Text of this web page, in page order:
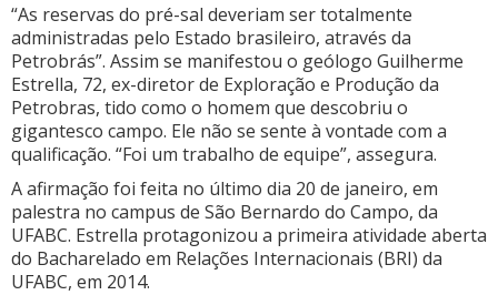
“As reservas do pré-sal deveriam ser totalmente
administradas pelo Estado brasileiro, através da
Petrobrás”. Assim se manifestou o geólogo Guilherme
Estrella, 72, ex-diretor de Exploração e Produção da
Petrobras, tido como o homem que descobriu o
gigantesco campo. Ele não se sente à vontade com a
qualificação. “Foi um trabalho de equipe”, assegura.
A afirmação foi feita no último dia 20 de janeiro, em
palestra no campus de São Bernardo do Campo, da
UFABC. Estrella protagonizou a primeira atividade aberta
do Bacharelado em Relações Internacionais (BRI) da
UFABC, em 2014.